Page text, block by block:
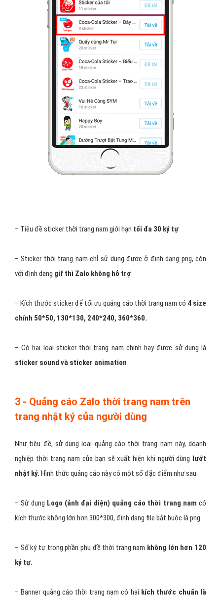
– Tiêu đề sticker thời trang nam giới hạn tối đa 30 ký tự
– Sticker thời trang nam chỉ sử dụng được ở định dạng png, còn
với định dạng gif thì Zalo không hỗ trợ
– Kích thước sticker để tối ưu quảng cáo thời trang nam có 4 size
chính 50*50, 130*130, 240*240, 360*360.
– Có hai loại sticker thời trang nam chính hay được sử dụng là
sticker sound và sticker animation
3 - Quảng cáo Zalo thời trang nam trên
trang nhật ký của người dùng
Như tiêu đề, sử dụng loại quảng cáo thời trang nam này, doanh
nghiệp thời trang nam của bạn sẽ xuất hiện khi người dùng lướt
nhật ký. Hình thức quảng cáo này có một số đặc điểm như sau:
– Sử dụng Logo (ảnh đại diện) quảng cáo thời trang nam có
kích thước không lớn hơn 300*300, định dạng file bắt buộc là png.
– Số ký tự trong phần phụ đề thời trang nam không lớn hơn 120
ký tự.
– Banner quảng cáo thời trang nam có hai kích thước chuẩn là